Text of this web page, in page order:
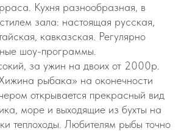
Кухня разнообразная, в
зала: настоящая русская,
кавказская. Регулярно
шоу-программы.
за ужин на двоих от 2000р.
рыбака» на оконечности
открывается прекрасный вид
море и выходящие из бухты на
теплоходы. Любителям рыбы точно